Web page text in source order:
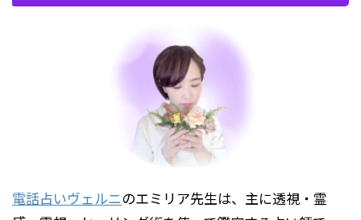
電話占いヴェルニのエミリア先生は、主に透視・霊